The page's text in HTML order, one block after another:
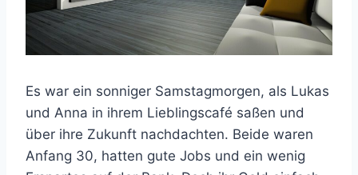
Es war ein sonniger Samstagmorgen, als Lukas
und Anna in ihrem Lieblingscafé saßen und
über ihre Zukunft nachdachten. Beide waren
Anfang 30, hatten gute Jobs und ein wenig